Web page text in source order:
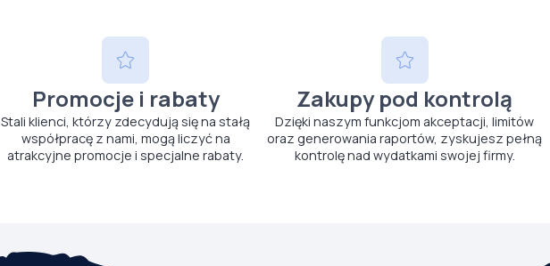
Promocje i rabaty
Stali klienci, którzy zdecydują się na stałą
współpracę z nami, mogą liczyć na
atrakcyjne promocje i specjalne rabaty.
Zakupy pod kontrolą
Dzięki naszym funkcjom akceptacji, limitów
oraz generowania raportów, zyskujesz pełną
kontrolę nad wydatkami swojej firmy.